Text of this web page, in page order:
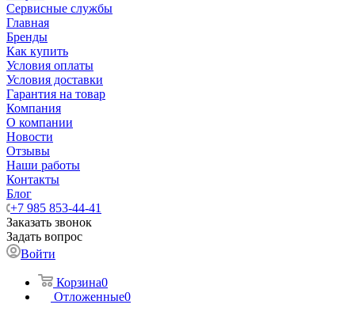
Сервисные службы
Главная
Бренды
Как купить
Условия оплаты
Условия доставки
Гарантия на товар
Компания
О компании
Новости
Отзывы
Наши работы
Контакты
Блог
+7 985 853-44-41
Заказать звонок
Задать вопрос
Войти
Корзина0
Отложенные0